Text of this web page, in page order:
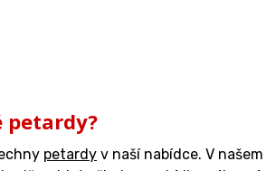
petardy?
petardy v naší nabídce. V našem